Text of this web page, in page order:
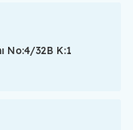
No:4/32B K:1